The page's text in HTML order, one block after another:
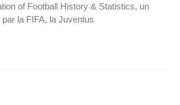
of Football History & Statistics, un
la FIFA, la Juventus